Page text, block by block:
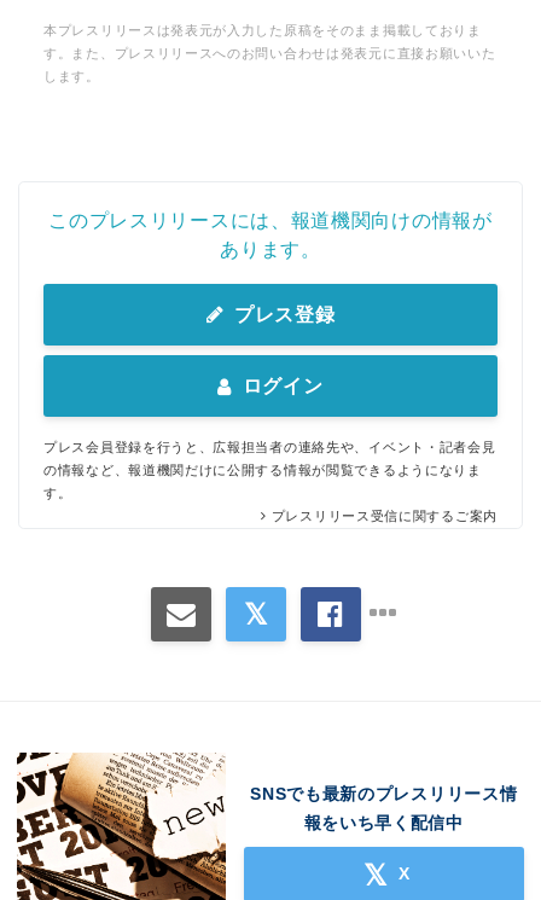
本プレスリリースは発表元が入力した原稿をそのまま掲載しておりま
す。また、プレスリリースへのお問い合わせは発表元に直接お願いいた
します。
このプレスリリースには、報道機関向けの情報が
あります。
プレス登録
ログイン
プレス会員登録を行うと、広報担当者の連絡先や、イベント・記者会見
の情報など、報道機関だけに公開する情報が閲覧できるようになりま
す。
プレスリリース受信に関するご案内
SNSでも最新のプレスリリース情
報をいち早く配信中
X